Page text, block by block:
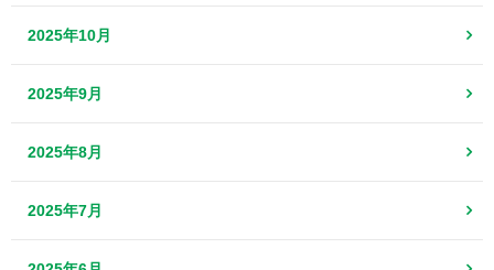
2025年10月
2025年9月
2025年8月
2025年7月